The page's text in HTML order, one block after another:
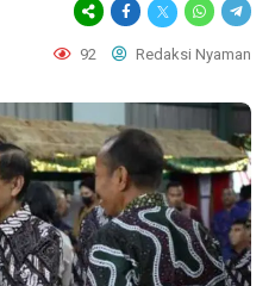
92 Redaksi Nyaman